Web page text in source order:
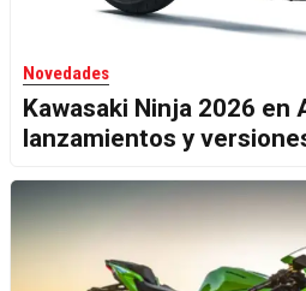
Novedades
Kawasaki Ninja 2026 en
lanzamientos y